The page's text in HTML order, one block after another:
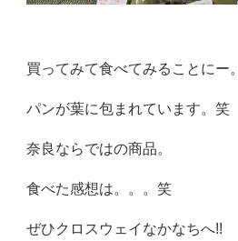
買ってみて食べてみることにー。
パンが葉に包まれています。笑
奈良ならではの商品。
食べた感想は。。。笑
ぜひクロスウェイなかなちへ!!